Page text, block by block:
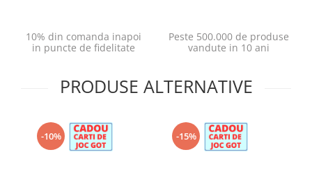
10% din comanda inapoi
in puncte de fidelitate
Peste 500.000 de produse
vandute in 10 ani
PRODUSE ALTERNATIVE
-10% -15%